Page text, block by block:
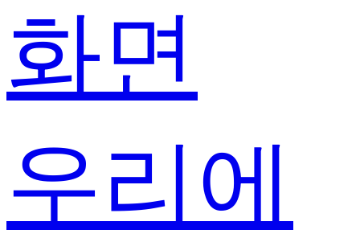
화면
우리에